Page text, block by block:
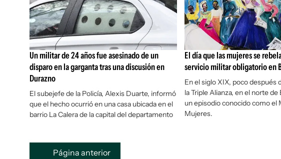
Un militar de 24 años fue asesinado de un
disparo en la garganta tras una discusión en
Durazno
El subejefe de la Policía, Alexis Duarte, informó
que el hecho ocurrió en una casa ubicada en el
barrio La Calera de la capital del departamento
El día que las mujeres se
servicio militar obligatorio en
En el siglo XIX, poco después
la Triple Alianza, en el norte de
un episodio conocido como el
Mujeres.
Página anterior